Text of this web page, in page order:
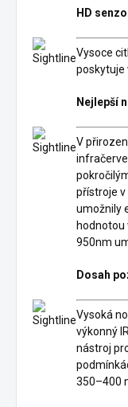
HD
Vysoce
poskytuje
Nejlepší
V
přístroje v
umožnily
hodnotou
950nm
Dosah
Vysoká
výkonný
nástroj
350–400